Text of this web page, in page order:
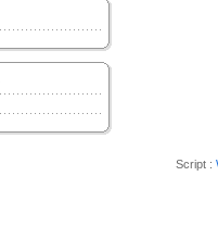
Script :